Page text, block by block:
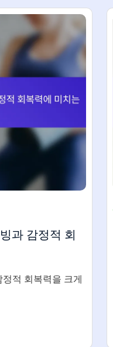
과 감정적 회
적 회복력을 크게